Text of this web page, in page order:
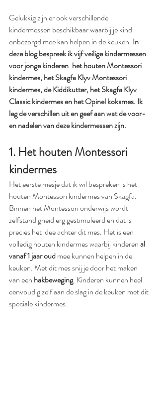
Gelukkig zijn er ook verschillende
kindermessen beschikbaar waarbij je kind
onbezorgd mee kan helpen in de keuken. In
deze blog bespreek ik vijf veilige kindermessen
voor jonge kinderen: het houten Montessori
kindermes, het Skagfa Klyv Montessori
kindermes, de Kiddikutter, het Skagfa Klyv
Classic kindermes en het Opinel koksmes. Ik
leg de verschillen uit en geef aan wat de voor-
en nadelen van deze kindermessen zijn.
1. Het houten Montessori
kindermes
Het eerste mesje dat ik wil bespreken is het
houten Montessori kindermes van Skagfa.
Binnen het Montessori onderwijs wordt
zelfstandigheid erg gestimuleerd en dat is
precies het idee achter dit mes. Het is een
volledig houten kindermes waarbij kinderen al
vanaf 1 jaar oud mee kunnen helpen in de
keuken. Met dit mes snij je door het maken
van een hakbeweging. Kinderen kunnen heel
eenvoudig zelf aan de slag in de keuken met dit
speciale kindermes.